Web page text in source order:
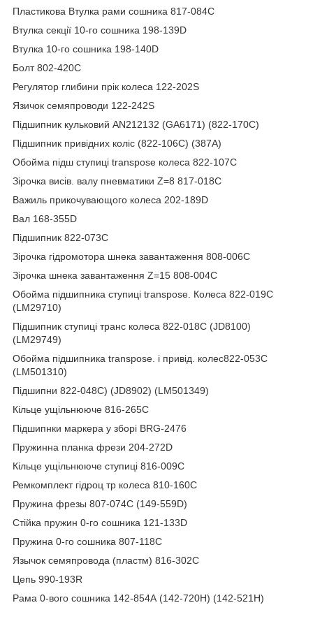
Пластикова Втулка рами сошника 817-084C
Втулка секції 10-го сошника 198-139D
Втулка 10-го сошника 198-140D
Болт 802-420C
Регулятор глибини прік колеса 122-202S
Язичок семяпроводи 122-242S
Підшипник кульковий AN212132 (GA6171) (822-170C)
Підшипник привідних коліс (822-106C) (387A)
Обойма підш ступиці transpose колеса 822-107C
Зірочка висів. валу пневматики Z=8 817-018C
Важиль прикочувающого колеса 202-189D
Вал 168-355D
Підшипник 822-073C
Зірочка гідромотора шнека завантаження 808-006C
Зірочка шнека завантаження Z=15 808-004C
Обойма підшипника ступиці transpose. Колеса 822-019C
(LM29710)
Підшипник ступиці транс колеса 822-018C (JD8100)
(LM29749)
Обойма підшипника transpose. і привід. колес822-053C
(LM501310)
Підшипни 822-048C) (JD8902) (LM501349)
Кільце ущільнююче 816-265C
Підшипнки маркера у зборі BRG-2476
Пружинна планка фрези 204-272D
Кільце ущільнююче ступиці 816-009C
Ремкомплект гідроц тр колеса 810-160C
Пружина фрезы 807-074С (149-559D)
Стійка пружин 0-го сошника 121-133D
Пружина 0-го сошника 807-118С
Язычок семяпровода (пластм) 816-302C
Цепь 990-193R
Рама 0-вого сошника 142-854А (142-720H) (142-521Н)